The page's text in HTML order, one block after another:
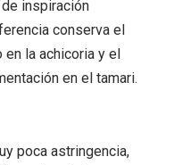
inspiración
conserva el
la achicoria y el
en el tamari.
poca astringencia,